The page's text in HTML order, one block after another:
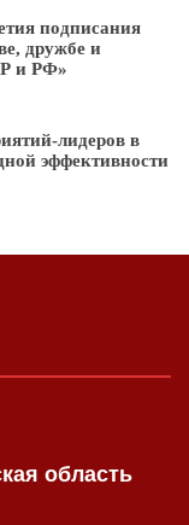
подписания
дружбе и
и РФ»
лидеров в
эффективности
область